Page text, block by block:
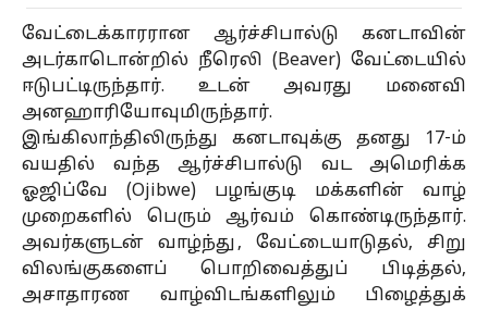
வேட்டைக்காரரான ஆர்ச்சிபால்டு கனடாவின்
அடர்காடொன்றில் நீரெலி (Beaver) வேட்டையில்
ஈடுபட்டிருந்தார். உடன் அவரது மனைவி
அனஹாரியோவுமிருந்தார்.
இங்கிலாந்திலிருந்து கனடாவுக்கு தனது 17-ம்
வயதில் வந்த ஆர்ச்சிபால்டு வட அமெரிக்க
ஓஜிப்வே (Ojibwe) பழங்குடி மக்களின் வாழ்
முறைகளில் பெரும் ஆர்வம் கொண்டிருந்தார்.
அவர்களுடன் வாழ்ந்து , வேட்டையாடுதல், சிறு
விலங்குகளைப் பொறிவைத்துப் பிடித்தல்,
அசாதாரண வாழ்விடங்களிலும் பிழைத்துக்